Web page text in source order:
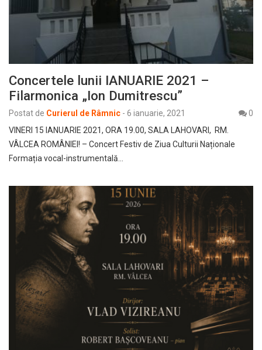
Concertele lunii IANUARIE 2021 –
Filarmonica „Ion Dumitrescu”
Postat de Curierul de Râmnic - 6 ianuarie, 2021
0
VINERI 15 IANUARIE 2021, ORA 19.00, SALA LAHOVARI, RM.
VÂLCEA ROMÂNIEI! – Concert Festiv de Ziua Culturii Naționale
Formația vocal-instrumentală…